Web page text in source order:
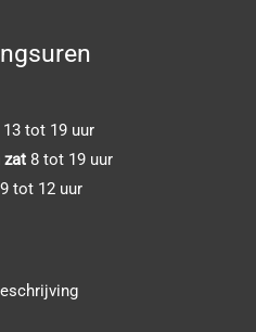
13 tot 19 uur
zat 8 tot 19 uur
9 tot 12 uur